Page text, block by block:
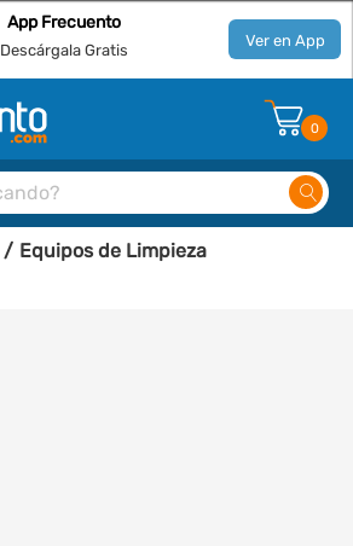
App Frecuento
Descárgala Gratis Ver en App
0
Equipos de Limpieza